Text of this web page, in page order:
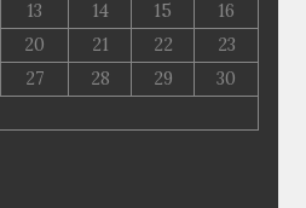
13 14 15
16
20 21 22
23
27 28 29
30